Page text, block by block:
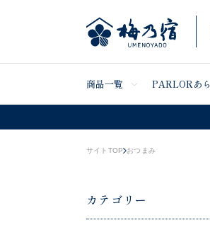
商品一覧 PARLORあ
サイトTOP おつまみ
カテゴリー